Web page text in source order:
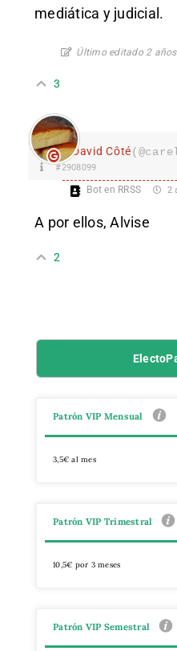
mediática y judicial.
Último editado 2
3
David Côté
#2908099
Bot en RRSS 2
A por ellos, Alvise
2
Patrón VIP Mensual
3,5€ al mes
Patrón VIP Trimestral
10,5€ por 3 meses
Patrón VIP Semestral